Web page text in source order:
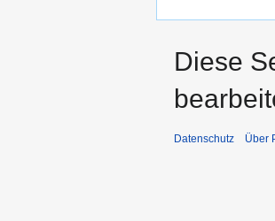
Diese
Datenschutz Über